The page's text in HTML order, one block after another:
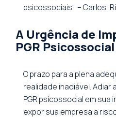
psicossociais.” – Carlos,
A Urgência de
PGR
O prazo para a plena
realidade inadiável. Adiar
PGR psicossocial em sua
expor sua empresa a